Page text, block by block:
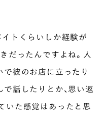
トくらいしか経験が
だったんですよね。人
で彼のお店に立ったり
話したりとか、思い返
いた感覚はあったと思